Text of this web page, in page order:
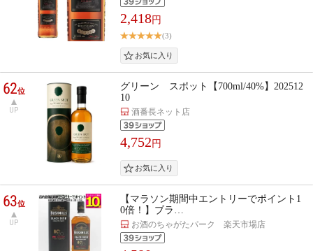
2,418円
(3)
62位
UP
グリーン スポット【700ml/40%】202512
10
酒番長ネット店
4,752 円
63位
UP
【マラソン期間中エントリーでポイント1
0倍！】ブラ…
お酒のちゃがたパーク 楽天市場店